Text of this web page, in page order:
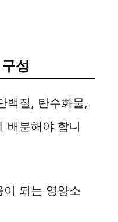
성
백질, 탄수화물,
배분해야 합니
되는 영양소